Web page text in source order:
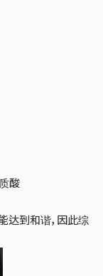
酸
到和谐，因此综